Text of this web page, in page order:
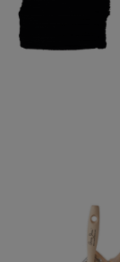
Paint Annie Sloan
rendu des
est suffisant
dépend de la